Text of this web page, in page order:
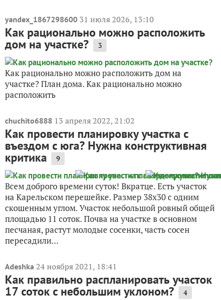
yandex_1867298600 31 июля 2026, 13:10
Как рационально можно расположить
дом на участке? 3
Как рационально можно расположить дом на
участке? План дома. Как рационально можно
расположить
chuchito6888 13 апреля 2022, 21:02
Как провести планировку участка с
въездом с юга? Нужна конструктивная
критика 9
Всем доброго времени суток! Вкратце. Есть участок
на Карельском перешейке. Размер 38х30 с одним
скошенным углом. Участок небольшой ровный общей
площадью 11 соток. Почва на участке в основном
песчаная, растут молодые сосенки, часть сосен
пересадили...
Adeshka 24 ноября 2021, 18:41
Как правильно распланировать участок
17 соток с небольшим уклоном? 4